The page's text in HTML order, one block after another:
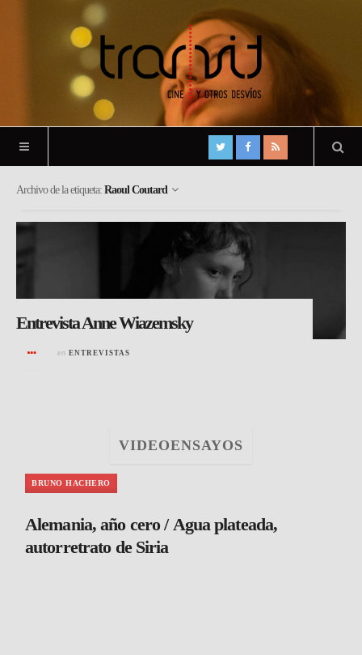
Archivo de la etiqueta: Raoul Coutard
Entrevista Anne Wiazemsky
en ENTREVISTAS
VIDEOENSAYOS
BRUNO HACHERO
Alemania, año cero / Agua plateada,
autorretrato de Siria